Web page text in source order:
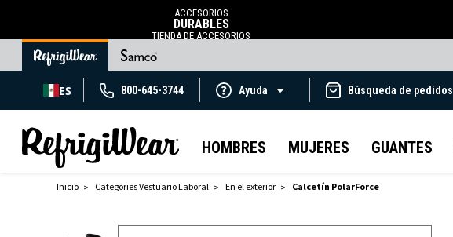
ACCESORIOS
DURABLES
TIENDA DE ACCESORIOS
ES 800-645-3744 Ayuda Búsqueda de pedidos
HOMBRES MUJERES GUANTES
Inicio Categories Vestuario Laboral En el exterior Calcetín PolarForce